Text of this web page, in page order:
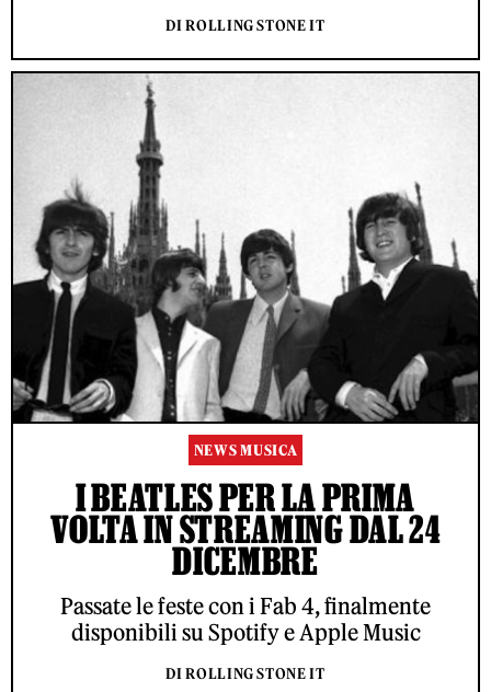
DI ROLLING STONE IT
NEWS MUSICA
I BEATLES PER LA PRIMA
VOLTA IN STREAMING DAL 24
DICEMBRE
Passate le feste con i Fab 4, finalmente
disponibili su Spotify e Apple Music
DI ROLLING STONE IT